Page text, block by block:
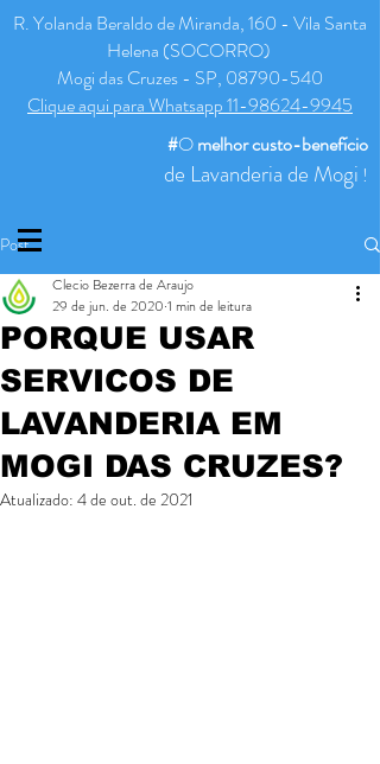
R. Yolanda Beraldo de Miranda, 160 - Vila Santa
Helena (SOCORRO)
Mogi das Cruzes - SP, 08790-540
Clique aqui para Whatsapp 11-98624-9945
#Omelhorcusto-benefício
de Lavanderia de Mogi !
Post
PORQUE USAR
SERVICOS DE
LAVANDERIA EM
MOGI DAS CRUZES?
Clecio Bezerra de Araujo
29 de jun. de 2020 1 min de leitura
Atualizado: 4 de out. de 2021